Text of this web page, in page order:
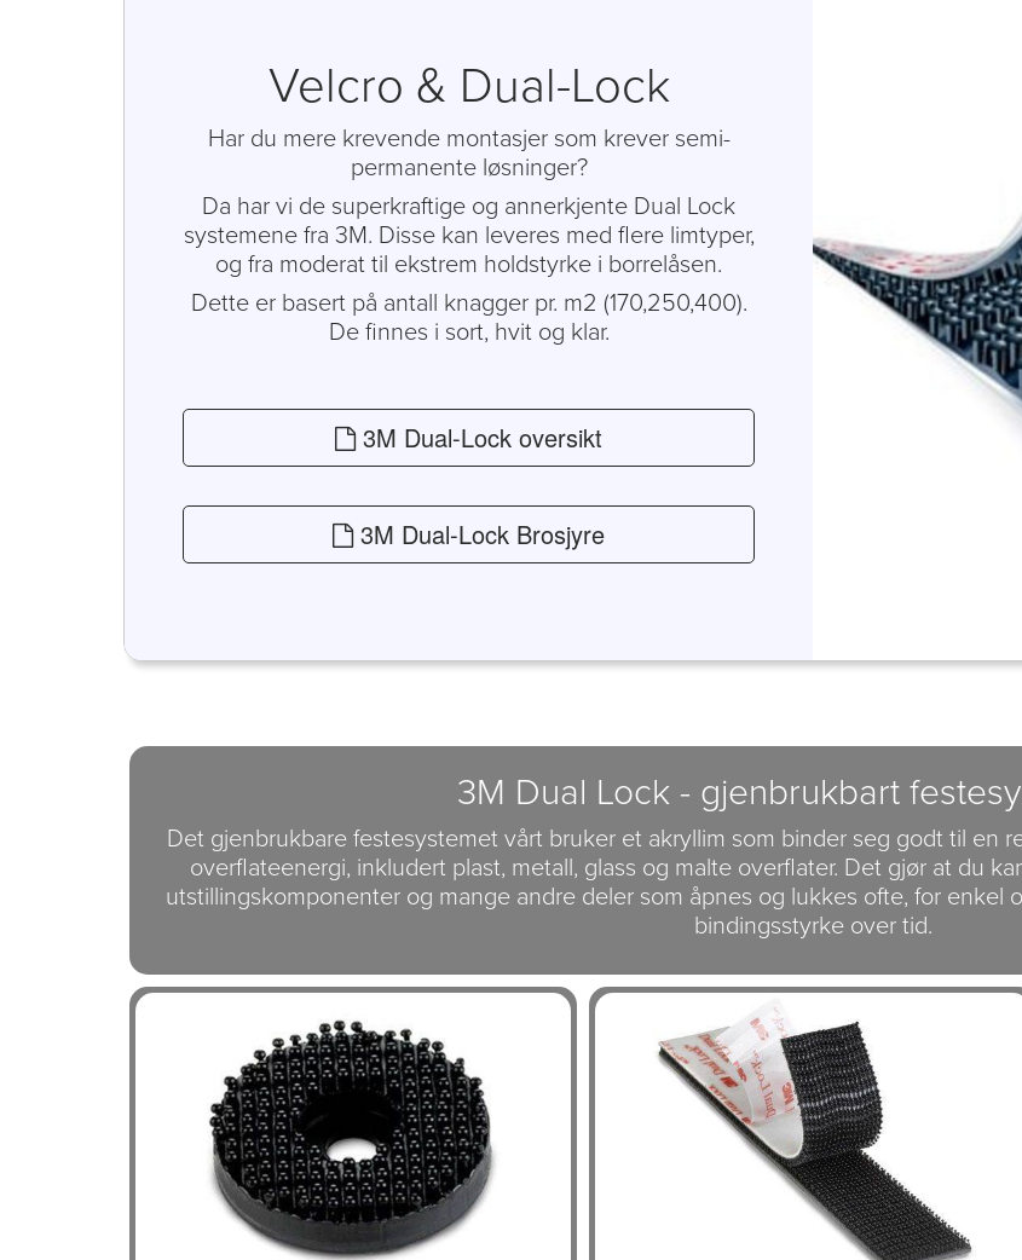
Velcro & Dual-Lock
Har du mere krevende montasjer som krever semi-
permanente løsninger?
Da har vi de superkraftige og annerkjente Dual Lock
systemene fra 3M. Disse kan leveres med flere limtyper,
og fra moderat til ekstrem holdstyrke i borrelåsen.
Dette er basert på antall knagger pr. m2 (170,250,400).
De finnes i sort, hvit og klar.
3M Dual-Lock oversikt
3M Dual-Lock Brosjyre
3M Dual Lock - gjenbrukbart
Det gjenbrukbare festesystemet vårt bruker et akryllim som binder seg godt til en
overflateenergi, inkludert plast, metall, glass og malte overflater. Det gjør at du
utstillingskomponenter og mange andre deler som åpnes og lukkes ofte, for enkel
bindingsstyrke over tid.